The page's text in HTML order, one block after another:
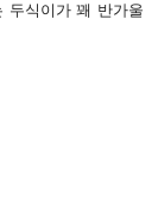
두식이가 꽤 반가울